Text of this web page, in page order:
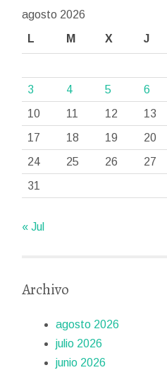
agosto 2026
L
M X J
3
4 5 6
10
11 12 13
17
18 19 20
24
25 26 27
31
« Jul
Archivo
agosto 2026
julio 2026
junio 2026